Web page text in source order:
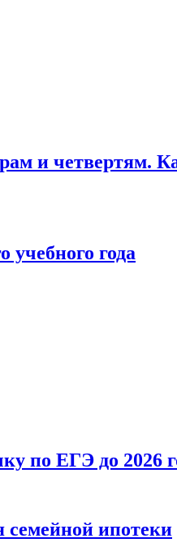
и четвертям.
года
по ЕГЭ до 2026
семейной ипотеки